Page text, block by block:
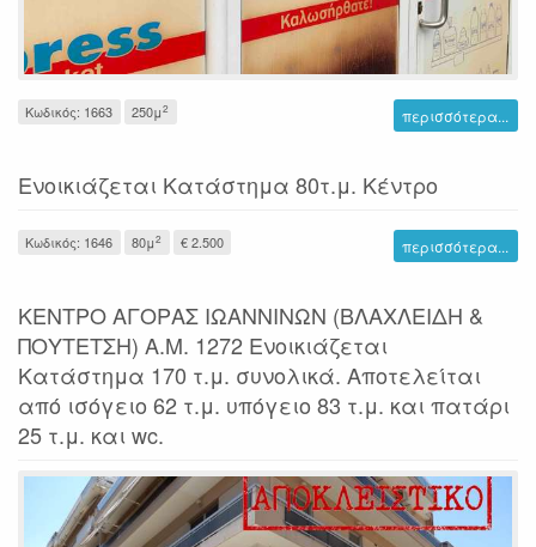
Κωδικός: 1663 250μ2 περισσότερα...
Ενοικιάζεται Κατάστημα 80τ.μ. Κέντρο
Κωδικός: 1646 80μ2 € 2.500 περισσότερα...
ΚΕΝΤΡΟ ΑΓΟΡΑΣ ΙΩΑΝΝΙΝΩΝ (ΒΛΑΧΛΕΙΔΗ &
ΠΟΥΤΕΤΣΗ) Α.Μ. 1272 Ενοικιάζεται
Κατάστημα 170 τ.μ. συνολικά. Αποτελείται
από ισόγειο 62 τ.μ. υπόγειο 83 τ.μ. και πατάρι
25 τ.μ. και wc.